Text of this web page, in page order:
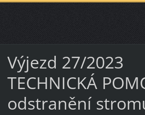
Výjezd 27/2023
TECHNICKÁ
odstranění